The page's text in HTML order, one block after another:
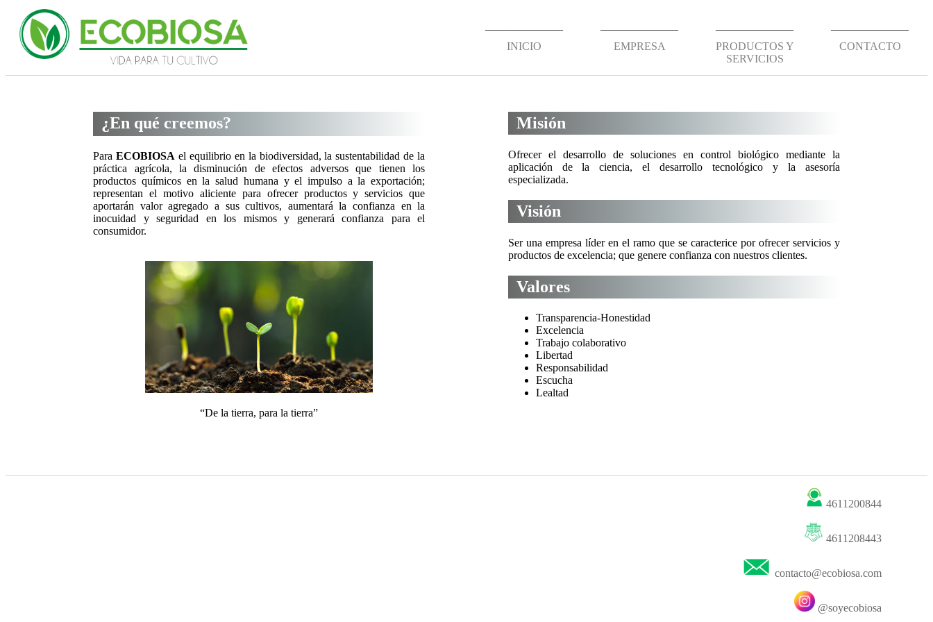
INICIO
EMPRESA
PRODUCTOS Y
SERVICIOS
CONTACTO
¿En qué creemos?
ParaECOBIOSA el equilibrio en la biodiversidad, la sustentabilidad de la
práctica agrícola, la disminución de efectos adversos que tienen los
productos químicos en la salud humana y el impulso a la exportación;
representan el motivo aliciente para ofrecer productos y servicios que
aportarán valor agregado a sus cultivos, aumentará la confianza en la
inocuidad y seguridad en los mismos y generará confianza para el
consumidor.
“De la tierra, para la tierra”
Misión
Ofrecer el desarrollo de soluciones en control biológico mediante la
aplicación de la ciencia, el desarrollo tecnológico y la asesoría
especializada.
Visión
Ser una empresa líder en el ramo que se caracterice por ofrecer servicios y
productos de excelencia; que genere confianza con nuestros clientes.
Valores
Transparencia-Honestidad
Excelencia
Trabajo colaborativo
Libertad
Responsabilidad
Escucha
Lealtad
4611200844
4611208443
contacto@ecobiosa.com
@soyecobiosa